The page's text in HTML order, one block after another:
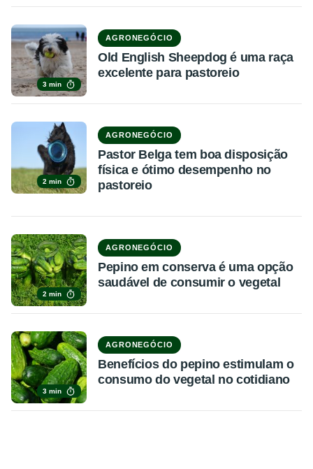
3 min
AGRONEGÓCIO
Old English Sheepdog é uma raça
excelente para pastoreio
2 min
AGRONEGÓCIO
Pastor Belga tem boa disposição
física e ótimo desempenho no
pastoreio
2 min
AGRONEGÓCIO
Pepino em conserva é uma opção
saudável de consumir o vegetal
3 min
AGRONEGÓCIO
Benefícios do pepino estimulam o
consumo do vegetal no cotidiano